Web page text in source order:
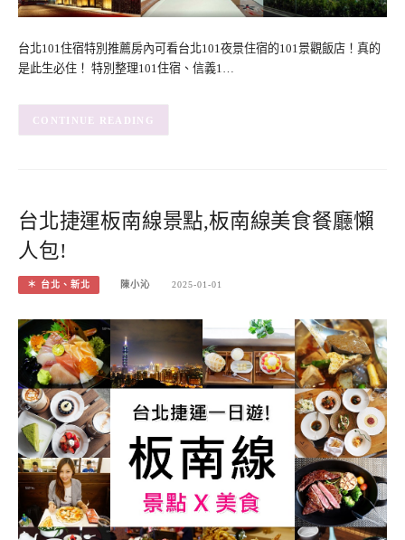
台北101住宿特別推薦房內可看台北101夜景住宿的101景觀飯店！真的
是此生必住！ 特別整理101住宿、信義1…
CONTINUE READING
台北捷運板南線景點,板南線美食餐廳懶
人包!
＊ 台北、新北 陳小沁 2025-01-01